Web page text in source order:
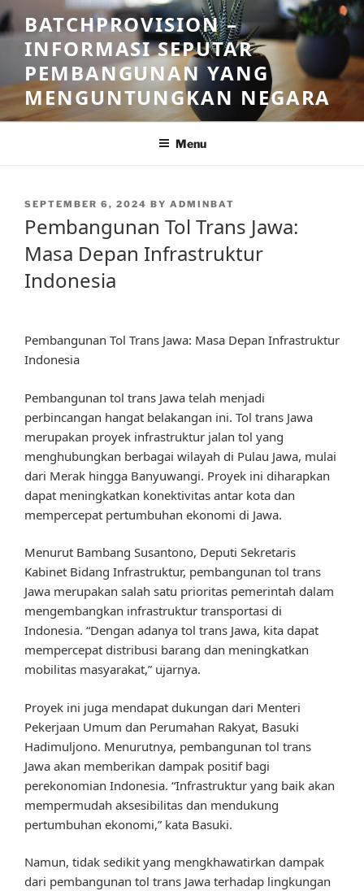
Skip
to
content
BATCHPROVISION –
INFORMASI SEPUTAR
PEMBANGUNAN YANG
MENGUNTUNGKAN NEGARA
Menu
POSTED
SEPTEMBER 6, 2024 BY ADMINBAT
Pembangunan Tol Trans Jawa:
Masa Depan Infrastruktur
Indonesia
Pembangunan Tol Trans Jawa: Masa Depan Infrastruktur
Indonesia
Pembangunan tol trans Jawa telah menjadi
perbincangan hangat belakangan ini. Tol trans Jawa
merupakan proyek infrastruktur jalan tol yang
menghubungkan berbagai wilayah di Pulau Jawa, mulai
dari Merak hingga Banyuwangi. Proyek ini diharapkan
dapat meningkatkan konektivitas antar kota dan
mempercepat pertumbuhan ekonomi di Jawa.
Menurut Bambang Susantono, Deputi Sekretaris
Kabinet Bidang Infrastruktur, pembangunan tol trans
Jawa merupakan salah satu prioritas pemerintah dalam
mengembangkan infrastruktur transportasi di
Indonesia. “Dengan adanya tol trans Jawa, kita dapat
mempercepat distribusi barang dan meningkatkan
mobilitas masyarakat,” ujarnya.
Proyek ini juga mendapat dukungan dari Menteri
Pekerjaan Umum dan Perumahan Rakyat, Basuki
Hadimuljono. Menurutnya, pembangunan tol trans
Jawa akan memberikan dampak positif bagi
perekonomian Indonesia. “Infrastruktur yang baik akan
mempermudah aksesibilitas dan mendukung
pertumbuhan ekonomi,” kata Basuki.
Namun, tidak sedikit yang mengkhawatirkan dampak
dari pembangunan tol trans Jawa terhadap lingkungan